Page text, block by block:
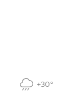
+30°